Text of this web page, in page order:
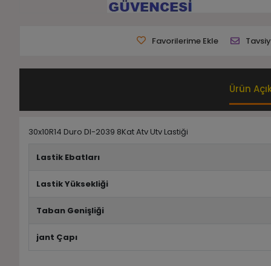
Favorilerime Ekle
Ürün
30x10R14 Duro DI-2039 8Kat Atv Utv Lastiği
Lastik Ebatları
Lastik Yüksekliği
Taban Genişliği
jant Çapı